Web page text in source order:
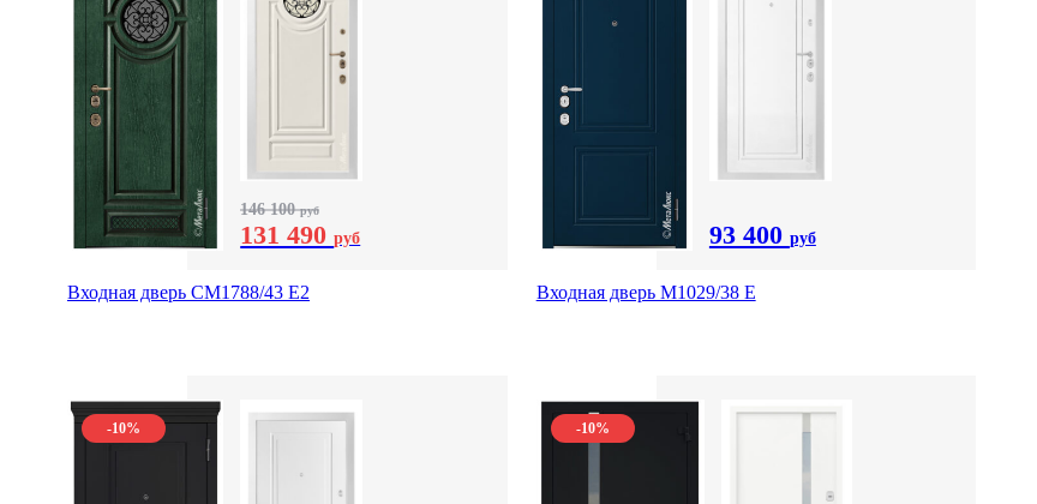
146 100руб
131 490руб
Входная дверь СМ1788/43 E2
93 400 руб
Входная дверь М1029/38 E
-10% -10%